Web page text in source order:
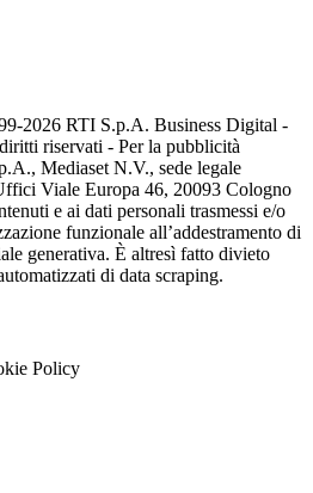
2026 RTI S.p.A. Business Digital -
riservati - Per la pubblicità
Mediaset N.V., sede legale
Viale Europa 46, 20093 Cologno
e ai dati personali trasmessi e/o
funzionale all’addestramento di
generativa. È altresì fatto divieto
di data scraping.
Policy